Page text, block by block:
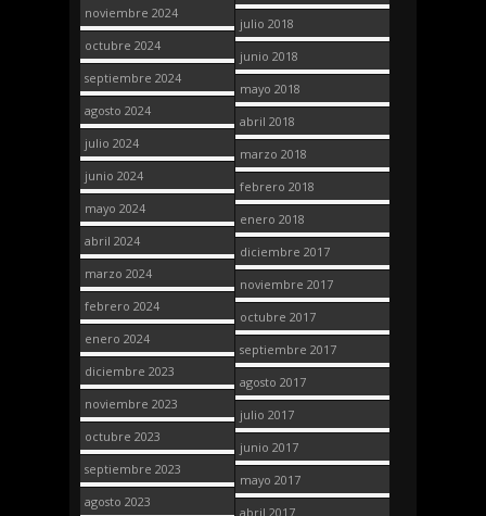
noviembre 2024
octubre 2024
septiembre 2024
agosto 2024
julio 2024
junio 2024
mayo 2024
abril 2024
marzo 2024
febrero 2024
enero 2024
diciembre 2023
noviembre 2023
octubre 2023
septiembre 2023
agosto 2023
julio 2018
junio 2018
mayo 2018
abril 2018
marzo 2018
febrero 2018
enero 2018
diciembre 2017
noviembre 2017
octubre 2017
septiembre 2017
agosto 2017
julio 2017
junio 2017
mayo 2017
abril 2017